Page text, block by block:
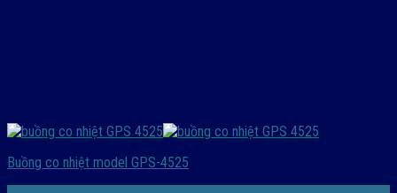
Buồng co nhiệt model GPS-4525